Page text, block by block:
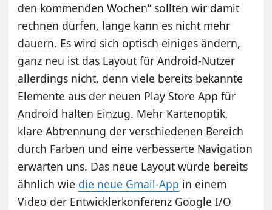
den kommenden Wochen“ sollten wir damit
rechnen dürfen, lange kann es nicht mehr
dauern. Es wird sich optisch einiges ändern,
ganz neu ist das Layout für Android-Nutzer
allerdings nicht, denn viele bereits bekannte
Elemente aus der neuen Play Store App für
Android halten Einzug. Mehr Kartenoptik,
klare Abtrennung der verschiedenen Bereich
durch Farben und eine verbesserte Navigation
erwarten uns. Das neue Layout würde bereits
ähnlich wie die neue Gmail-App in einem
Video der Entwicklerkonferenz Google I/O